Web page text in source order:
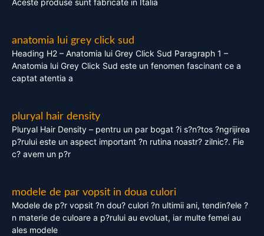
Aceste produse sunt fabricate in Italia
anatomia lui grey click sud
Heading H2 – Anatomia lui Grey Click Sud Paragraph 1 –
Anatomia lui Grey Click Sud este un fenomen fascinant ce a
captat atentia a
pluryal hair density
Pluryal Hair Density – pentru un par bogat ?i s?n?tos ?ngrijirea
p?rului este un aspect important ?n rutina noastr? zilnic?. Fie
c? avem un p?r
modele de par vopsit in doua culori
Modele de p?r vopsit ?n dou? culori ?n ultimii ani, tendin?ele ?
n materie de culoare a p?rului au evoluat, iar multe femei au
ales modele